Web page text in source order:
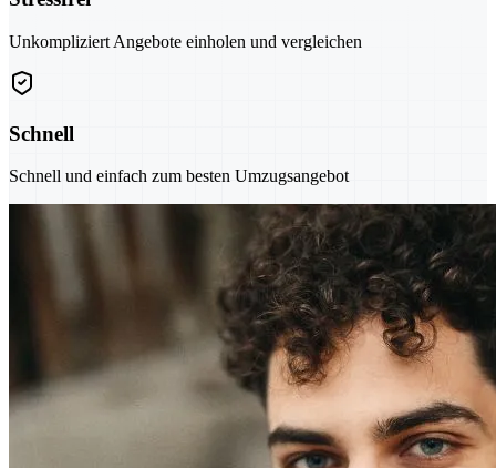
Unkompliziert Angebote einholen und vergleichen
Schnell
Schnell und einfach zum besten Umzugsangebot